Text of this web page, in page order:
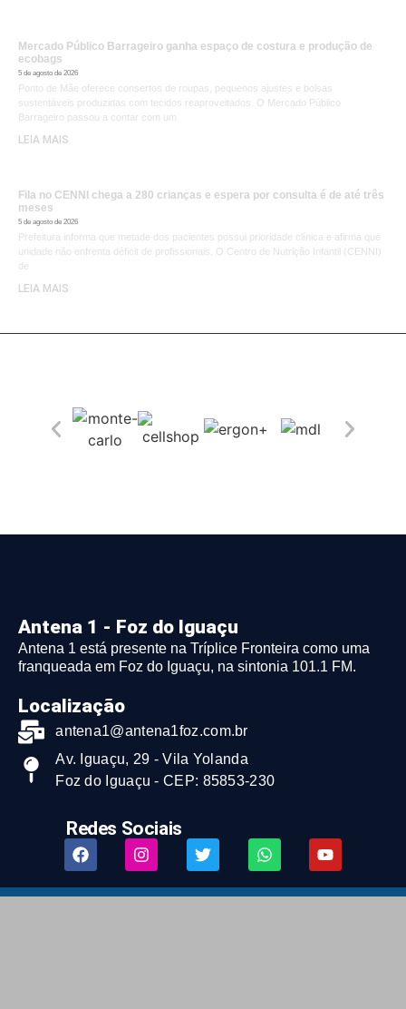
Mercado Público Barrageiro ganha espaço de costura e produção de
ecobags
5 de agosto de 2026
Ponto de Mãe oferece consertos de roupas, pequenos ajustes e bolsas
sustentáveis produzidas com tecidos reaproveitados. O Mercado Público
Barrageiro passou a contar com um
LEIA MAIS
Fila no CENNI chega a 280 crianças e espera por consulta é de até três
meses
5 de agosto de 2026
Prefeitura informa que metade dos pacientes possui prioridade clínica e afirma que
unidade não enfrenta déficit de profissionais. O Centro de Nutrição Infantil (CENNI)
de
LEIA MAIS
Antena 1 - Foz do Iguaçu
Antena 1 está presente na Tríplice Fronteira como uma
franqueada em Foz do Iguaçu, na sintonia 101.1 FM.
Localização
antena1@antena1foz.com.br
Av. Iguaçu, 29 - Vila Yolanda
Foz do Iguaçu - CEP: 85853-230
Redes Sociais